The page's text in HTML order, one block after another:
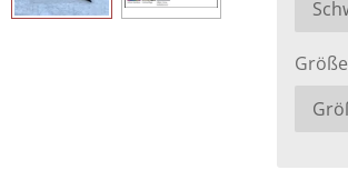
Größe